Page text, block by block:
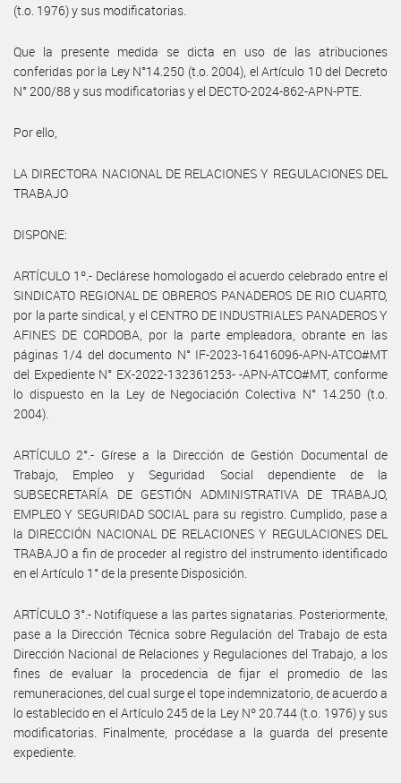
(t.o. 1976) y sus modificatorias.
Que la presente medida se dicta en uso de las atribuciones
conferidas por la Ley N°14.250 (t.o. 2004), el Artículo 10 del Decreto
N° 200/88 y sus modificatorias y el DECTO-2024-862-APN-PTE.
Por ello,
LA DIRECTORA NACIONAL DE RELACIONES Y REGULACIONES DEL
TRABAJO
DISPONE:
ARTÍCULO 1º.- Declárese homologado el acuerdo celebrado entre el
SINDICATO REGIONAL DE OBREROS PANADEROS DE RIO CUARTO,
por la parte sindical, y el CENTRO DE INDUSTRIALES PANADEROS Y
AFINES DE CORDOBA, por la parte empleadora, obrante en las
páginas 1/4 del documento N° IF-2023-16416096-APN-ATCO#MT
del Expediente N° EX-2022-132361253- -APN-ATCO#MT, conforme
lo dispuesto en la Ley de Negociación Colectiva N° 14.250 (t.o.
2004).
ARTÍCULO 2°.- Gírese a la Dirección de Gestión Documental de
Trabajo, Empleo y Seguridad Social dependiente de la
SUBSECRETARÍA DE GESTIÓN ADMINISTRATIVA DE TRABAJO,
EMPLEO Y SEGURIDAD SOCIAL para su registro. Cumplido, pase a
la DIRECCIÓN NACIONAL DE RELACIONES Y REGULACIONES DEL
TRABAJO a fin de proceder al registro del instrumento identificado
en el Artículo 1° de la presente Disposición.
ARTÍCULO 3°.- Notifíquese a las partes signatarias. Posteriormente,
pase a la Dirección Técnica sobre Regulación del Trabajo de esta
Dirección Nacional de Relaciones y Regulaciones del Trabajo, a los
fines de evaluar la procedencia de fijar el promedio de las
remuneraciones, del cual surge el tope indemnizatorio, de acuerdo a
lo establecido en el Artículo 245 de la Ley Nº 20.744 (t.o. 1976) y sus
modificatorias. Finalmente, procédase a la guarda del presente
expediente.